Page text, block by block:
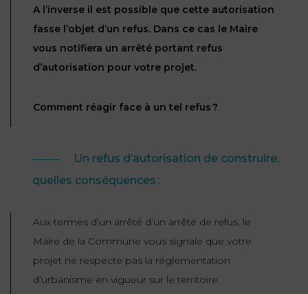
DROIT
DU
TOURISME
FONCTION
DES
ET
DE
L’IMMIGRATION
A l’inverse il est possible que cette autorisation
fasse l’objet d’un refus. Dans ce cas le Maire
vous notifiera un arrêté portant refus
d’autorisation pour votre projet.
Comment réagir face à un tel refus ?
Un refus d’autorisation de construire,
quelles conséquences :
Aux termes d’un arrêté d’un arrêté de refus, le
Maire de la Commune vous signale que votre
projet ne respecte pas la réglementation
d’urbanisme en vigueur sur le territoire.